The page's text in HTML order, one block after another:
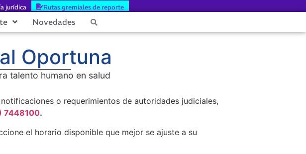
jurídica Rutas gremiales de reporte
Novedades
Oportuna
talento humano en salud
o requerimientos de autoridades judiciales,
7448100.
el horario disponible que mejor se ajuste a su